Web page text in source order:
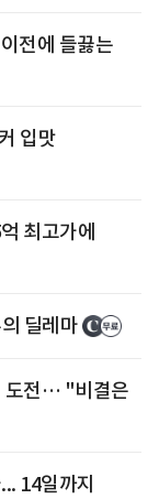
전에 들끓는
입맛
최고가에
딜레마
도전… "비결은
14일까지